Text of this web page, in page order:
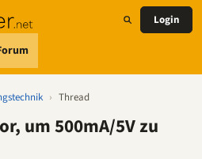
Login
› Thread
um 500mA/5V zu